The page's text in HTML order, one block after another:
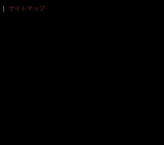
｜ サイトマップ